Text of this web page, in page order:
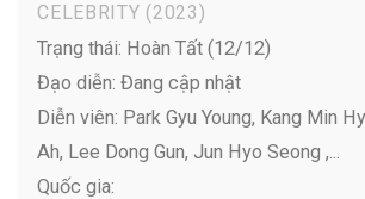
CELEBRITY (2023)
Trạng thái: Hoàn Tất (12/12)
Đạo diễn: Đang cập nhật
Diễn viên: Park Gyu Young, Kang Min
Ah, Lee Dong Gun, Jun Hyo Seong ,...
Quốc gia: